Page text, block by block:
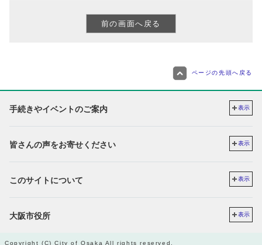
ページの先頭へ戻る
手続きやイベントのご案内 表示
皆さんの声をお寄せください 表示
このサイトについて 表示
大阪市役所 表示
Copyright (C) City of Osaka All rights reserved.